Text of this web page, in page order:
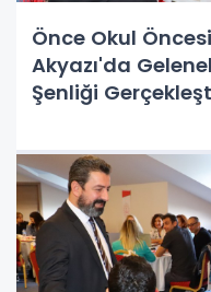
Önce Okul
Akyazı'da
Şenliği